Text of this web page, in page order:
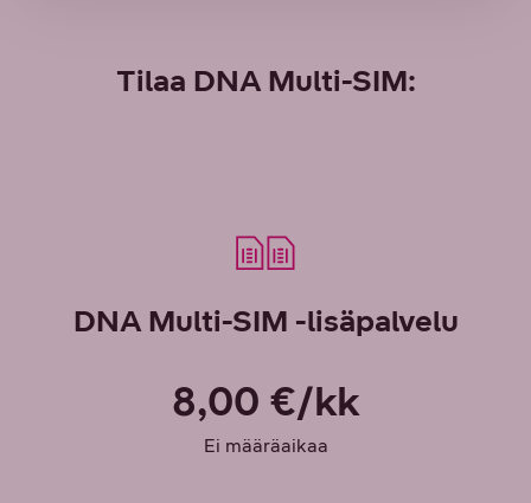
Tilaa DNA Multi-SIM:
DNA Multi-SIM -lisäpalvelu
8,00 €/kk
Ei määräaikaa